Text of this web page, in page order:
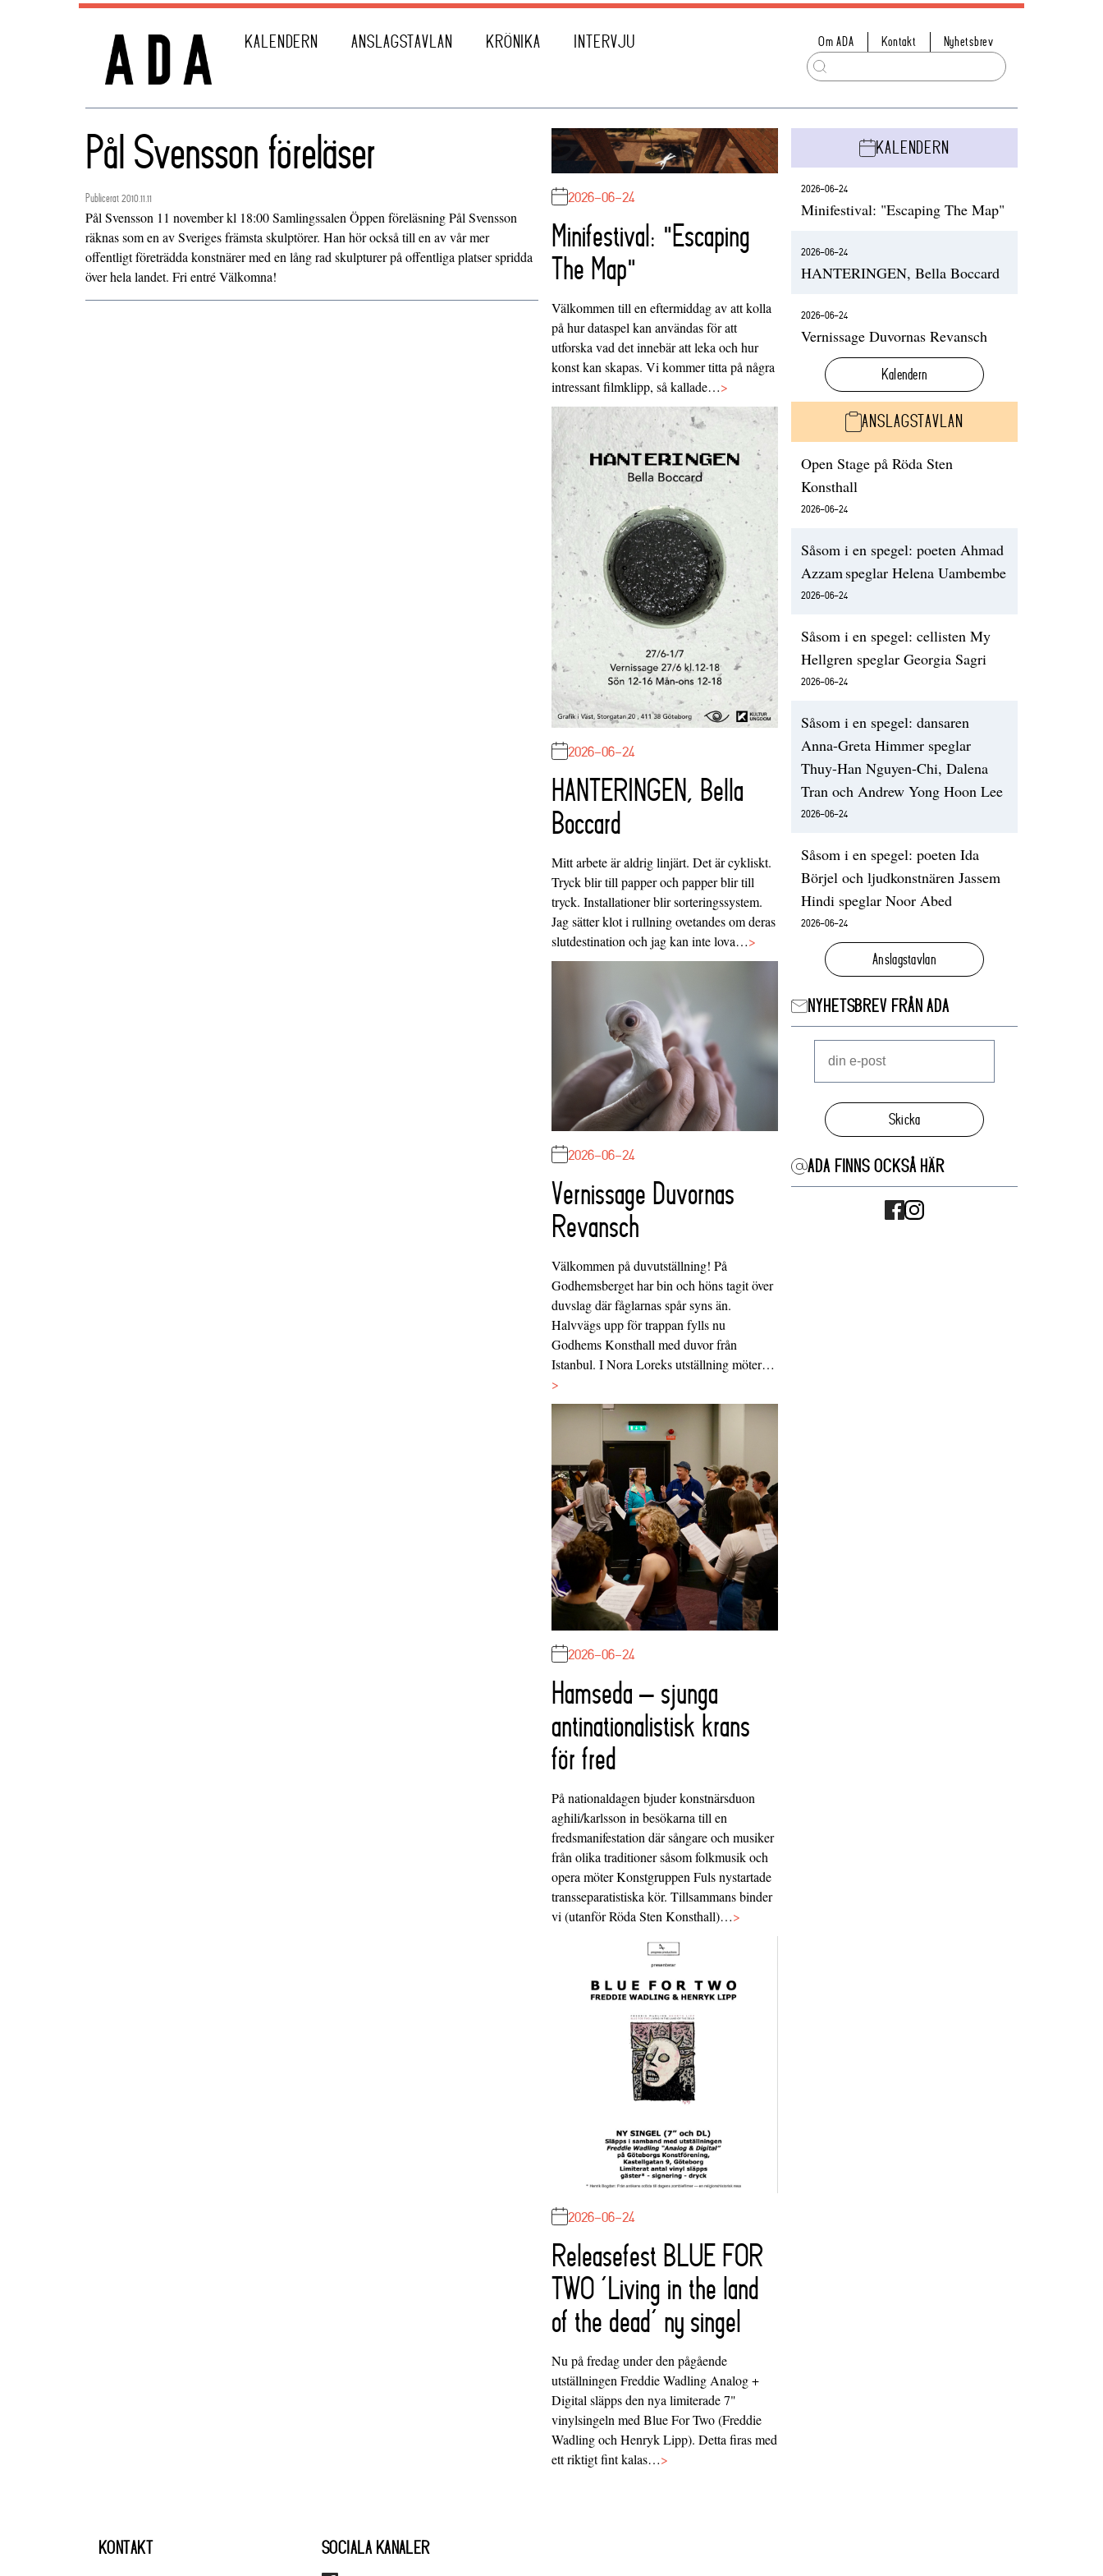
KALENDERN ANSLAGSTAVLAN KRÖNIKA INTERVJU Om ADA Kontakt Nyhetsbrev
Pål Svensson föreläser
Publicerat 2010.11.11
Pål Svensson 11 november kl 18:00 Samlingssalen Öppen föreläsning Pål Svensson
räknas som en av Sveriges främsta skulptörer. Han hör också till en av vår mer
offentligt företrädda konstnärer med en lång rad skulpturer på offentliga platser spridda
över hela landet. Fri entré Välkomna!
2026-06-24
Minifestival: "Escaping
The Map"
Välkommen till en eftermiddag av att kolla
på hur dataspel kan användas för att
utforska vad det innebär att leka och hur
konst kan skapas. Vi kommer titta på några
intressant filmklipp, så kallade…>
2026-06-24
HANTERINGEN, Bella
Boccard
Mitt arbete är aldrig linjärt. Det är cykliskt.
Tryck blir till papper och papper blir till
tryck. Installationer blir sorteringssystem.
Jag sätter klot i rullning ovetandes om deras
slutdestination och jag kan inte lova…>
2026-06-24
Vernissage Duvornas
Revansch
Välkommen på duvutställning! På
Godhemsberget har bin och höns tagit över
duvslag där fåglarnas spår syns än.
Halvvägs upp för trappan fylls nu
Godhems Konsthall med duvor från
Istanbul. I Nora Loreks utställning möter…
>
2026-06-24
Hamseda – sjunga
antinationalistisk krans
för fred
På nationaldagen bjuder konstnärsduon
aghili/karlsson in besökarna till en
fredsmanifestation där sångare och musiker
från olika traditioner såsom folkmusik och
opera möter Konstgruppen Fuls nystartade
transseparatistiska kör. Tillsammans binder
vi (utanför Röda Sten Konsthall)…>
2026-06-24
Releasefest BLUE FOR
TWO ‘Living in the land
of the dead’ ny singel
Nu på fredag under den pågående
utställningen Freddie Wadling Analog +
Digital släpps den nya limiterade 7"
vinylsingeln med Blue For Two (Freddie
Wadling och Henryk Lipp). Detta firas med
ett riktigt fint kalas…>
KALENDERN
2026-06-24
Minifestival: "Escaping The Map"
2026-06-24
HANTERINGEN, Bella Boccard
2026-06-24
Vernissage Duvornas Revansch
Kalendern
ANSLAGSTAVLAN
Open Stage på Röda Sten
Konsthall
2026-06-24
Såsom i en spegel: poeten Ahmad
Azzam speglar Helena Uambembe
2026-06-24
Såsom i en spegel: cellisten My
Hellgren speglar Georgia Sagri
2026-06-24
Såsom i en spegel: dansaren
Anna-Greta Himmer speglar
Thuy-Han Nguyen-Chi, Dalena
Tran och Andrew Yong Hoon Lee
2026-06-24
Såsom i en spegel: poeten Ida
Börjel och ljudkonstnären Jassem
Hindi speglar Noor Abed
2026-06-24
Anslagstavlan
NYHETSBREV FRÅN ADA
Skicka
ADA FINNS OCKSÅ HÄR
KONTAKT SOCIALA KANALER